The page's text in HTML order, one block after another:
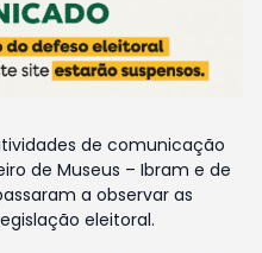
de comunicação
de Museus – Ibram e de
a observar as
eleitoral.